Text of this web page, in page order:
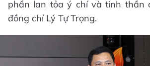
phần lan tỏa ý chí và tinh thần
đồng chí Lý Tự Trọng.